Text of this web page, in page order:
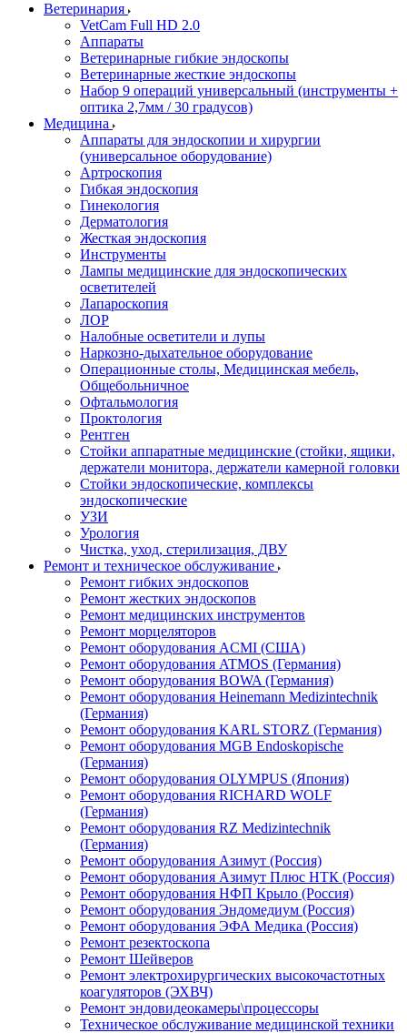
Ветеринария
VetCam Full HD 2.0
Аппараты
Ветеринарные гибкие эндоскопы
Ветеринарные жесткие эндоскопы
Набор 9 операций универсальный (инструменты +
оптика 2,7мм / 30 градусов)
Медицина
Аппараты для эндоскопии и хирургии
(универсальное оборудование)
Артроскопия
Гибкая эндоскопия
Гинекология
Дерматология
Жесткая эндоскопия
Инструменты
Лампы медицинские для эндоскопических
осветителей
Лапароскопия
ЛОР
Налобные осветители и лупы
Наркозно-дыхательное оборудование
Операционные столы, Медицинская мебель,
Общебольничное
Офтальмология
Проктология
Рентген
Стойки аппаратные медицинские (стойки, ящики,
держатели монитора, держатели камерной головки
Стойки эндоскопические, комплексы
эндоскопические
УЗИ
Урология
Чистка, уход, стерилизация, ДВУ
Ремонт и техническое обслуживание
Ремонт гибких эндоскопов
Ремонт жестких эндоскопов
Ремонт медицинских инструментов
Ремонт морцеляторов
Ремонт оборудования ACMI (США)
Ремонт оборудования ATMOS (Германия)
Ремонт оборудования BOWA (Германия)
Ремонт оборудования Heinemann Medizintechnik
(Германия)
Ремонт оборудования KARL STORZ (Германия)
Ремонт оборудования MGB Endoskopische
(Германия)
Ремонт оборудования OLYMPUS (Япония)
Ремонт оборудования RICHARD WOLF
(Германия)
Ремонт оборудования RZ Medizintechnik
(Германия)
Ремонт оборудования Азимут (Россия)
Ремонт оборудования Азимут Плюс НТК (Россия)
Ремонт оборудования НФП Крыло (Россия)
Ремонт оборудования Эндомедиум (Россия)
Ремонт оборудования ЭФА Медика (Россия)
Ремонт резектоскопа
Ремонт Шейверов
Ремонт электрохирургических высокочастотных
коагуляторов (ЭХВЧ)
Ремонт эндовидеокамеры\процессоры
Техническое обслуживание медицинской техники